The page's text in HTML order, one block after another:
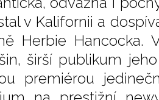
v Kalifornii a
Herbie Hancocka.
širší publikum
premiérou